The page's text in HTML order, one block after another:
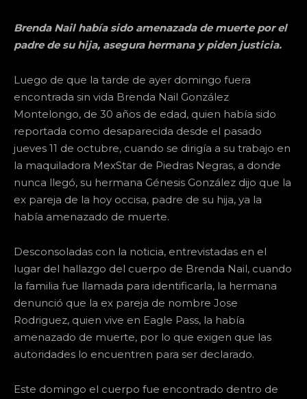
Brenda Nail había sido amenazada de muerte por el
padre de su hija, asegura hermana y piden justicia.
Luego de que la tarde de ayer domingo fuera
encontrada sin vida Brenda Nail González
Montelongo, de 30 años de edad, quien había sido
reportada como desaparecida desde el pasado
jueves 11 de octubre, cuando se dirigía a su trabajo en
la maquiladora MexStar de Piedras Negras, a donde
nunca llegó, su hermana Génesis González dijo que la
ex pareja de la hoy occisa, padre de su hija, ya la
había amenazado de muerte.
Desconsoladas con la noticia, entrevistadas en el
lugar del hallazgo del cuerpo de Brenda Nail, cuando
la familia fue llamada para identificarla, la hermana
denunció que la ex pareja de nombre Jose
Rodriguez, quien vive en Eagle Pass, la había
amenazado de muerte, por lo que exigen que las
autoridades lo encuentren para ser declarado.
Este domingo el cuerpo fue encontrado dentro de